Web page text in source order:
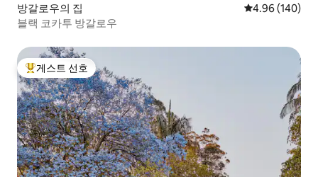
방갈로우의 집 평점 4.96점(5
4.96 (140)
블랙 코카투 방갈로우
상위 게스트 선호
게스트 선호